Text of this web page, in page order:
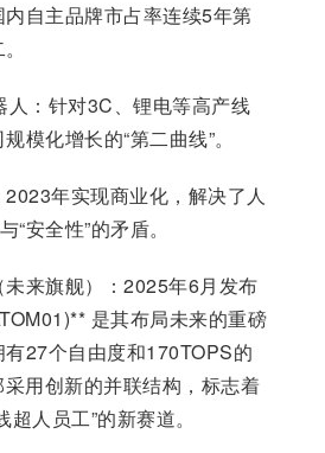
自主品牌市占率连续5年第
：针对3C、锂电等高产线
模化增长的“第二曲线”。
年实现商业化，解决了人
“安全性”的矛盾。
来旗舰）：2025年6月发布
是其布局未来的重磅
27个自由度和170TOPS的
用创新的并联结构，标志着
人员工”的新赛道。